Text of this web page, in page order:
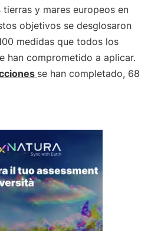
tierras y mares europeos en
objetivos se desglosaron
medidas que todos los
han comprometido a aplicar.
se han completado, 68